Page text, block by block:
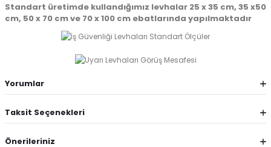
Standart üretimde kullandığımız levhalar 25 x 35 cm, 35 x50
cm, 50 x 70 cm ve 70 x 100 cm ebatlarında yapılmaktadır
Yorumlar
Taksit Seçenekleri
Önerileriniz